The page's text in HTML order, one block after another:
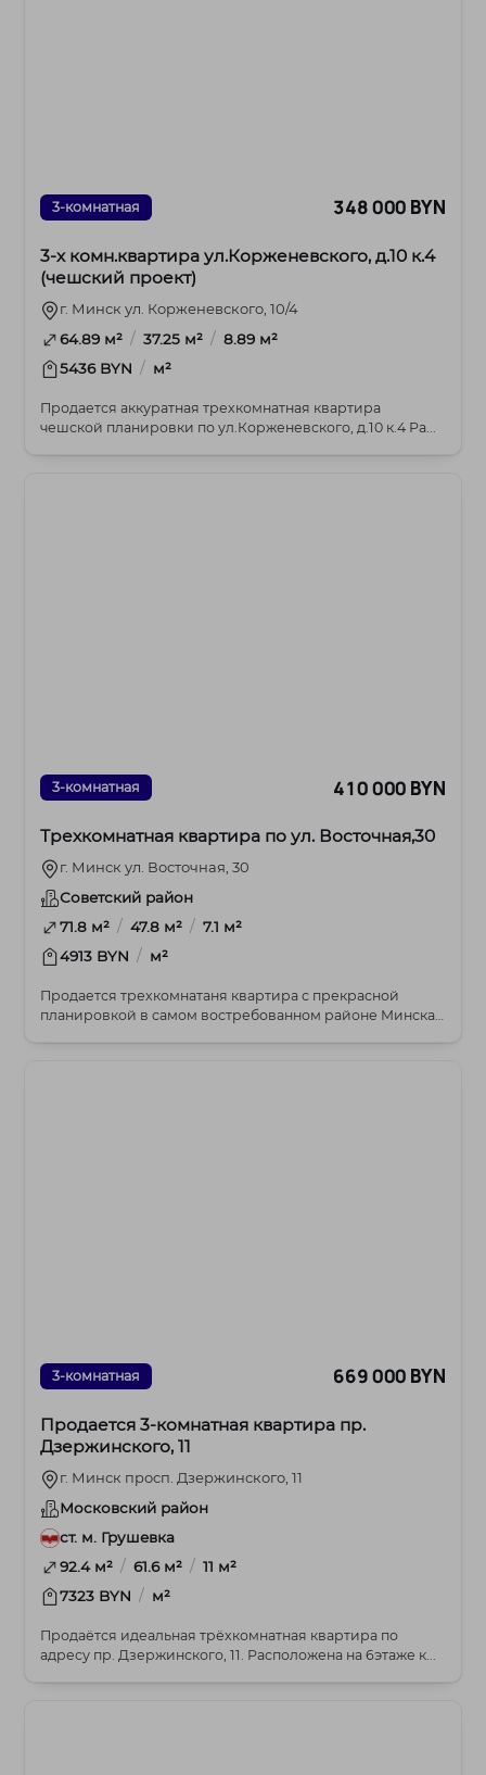
3-комнатная 348 000 BYN
3-х комн.квартира ул.Корженевского, д.10 к.4
(чешский проект)
г. Минск ул. Корженевского, 10/4
64.89 м² / 37.25 м² / 8.89 м²
5436 BYN / м²
Продается аккуратная трехкомнатная квартира
чешской планировки по ул.Корженевского, д.10 к.4 Ра...
3-комнатная 410 000 BYN
Трехкомнатная квартира по ул. Восточная,30
г. Минск ул. Восточная, 30
Советский район
71.8 м² / 47.8 м² / 7.1 м²
4913 BYN / м²
Продается трехкомнатаня квартира с прекрасной
планировкой в самом востребованном районе Минска,
3-комнатная 669 000 BYN
Продается 3-комнатная квартира пр.
Дзержинского, 11
г. Минск просп. Дзержинского, 11
Московский район
ст. м. Грушевка
92.4 м² / 61.6 м² / 11 м²
7323 BYN / м²
Продаётся идеальная трёхкомнатная квартира по
адресу пр. Дзержинского, 11. Расположена на 6этаже к...